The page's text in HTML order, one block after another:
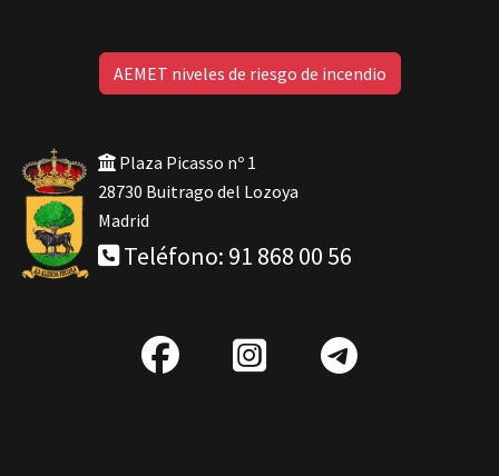
AEMET niveles de riesgo de incendio
Plaza Picasso nº 1
28730 Buitrago del Lozoya
Madrid
Teléfono: 91 868 00 56
fab
IG